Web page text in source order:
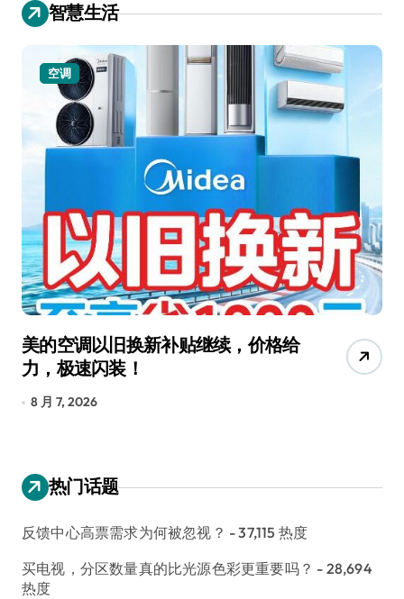
智慧生活
空调
美的空调以旧换新补贴继续，价格给
力，极速闪装！
8 月 7, 2026
热门话题
反馈中心高票需求为何被忽视？ - 37,115 热度
买电视，分区数量真的比光源色彩更重要吗？ - 28,694
热度